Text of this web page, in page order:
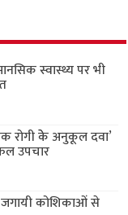
स्वास्थ्य पर भी
रोगी केे अनुकूल दवा’
उपचार
कोशिकाओं से